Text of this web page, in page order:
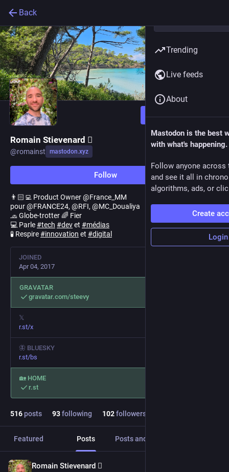
Back
Follow
Romain Stievenard 🫆
@romainst mastodon.xyz
Follow
👨🏻‍💻 Product Owner @France_MM
pour @FRANCE24, @RFI, @MC_Doualiya
🧢 Globe-trotter 🌈 Fier
💻 Parle#tech #devet #médias
🧪 Respire#innovation et #digital
JOINED
Apr 04, 2017
GRAVATAR
gravatar.com/steevy
𝕏
r.st/x
🦋 BLUESKY
r.st/bs
🏡 HOME
r.st
516posts 93following 102followers
Featured Posts Posts and replies
Romain Stievenard 🫆
Trending
Live feeds
About
Mastodon is the best
with what's happening.
Follow anyone across
and see it all in
algorithms, ads, or
Create
Login